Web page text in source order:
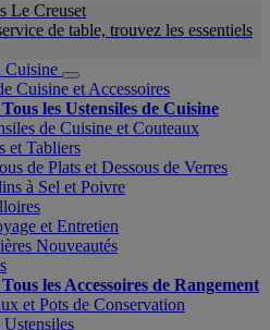
Le Creuset
de table, trouvez les essentiels
Cuisine
Cuisine et Accessoires
les Ustensiles de Cuisine
de Cuisine et Couteaux
et Tabliers
de Plats et Dessous de Verres
à Sel et Poivre
et Entretien
Nouveautés
les Accessoires de Rangement
et Pots de Conservation
Ustensiles